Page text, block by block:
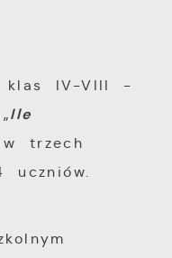
IV-VIII -
Ile
trzech
uczniów.